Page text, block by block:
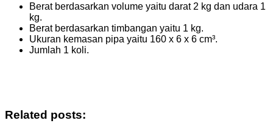
Berat berdasarkan volume yaitu darat 2 kg dan udara 1
kg.
Berat berdasarkan timbangan yaitu 1 kg.
Ukuran kemasan pipa yaitu 160 x 6 x 6 cm³.
Jumlah 1 koli.
Related posts: